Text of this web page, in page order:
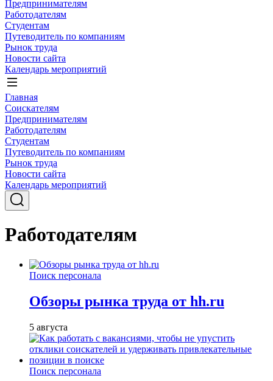
Предпринимателям
Работодателям
Студентам
Путеводитель по компаниям
Рынок труда
Новости сайта
Календарь мероприятий
Главная
Соискателям
Предпринимателям
Работодателям
Студентам
Путеводитель по компаниям
Рынок труда
Новости сайта
Календарь мероприятий
Работодателям
Поиск персонала
Обзоры рынка труда от hh.ru
5 августа
Поиск персонала